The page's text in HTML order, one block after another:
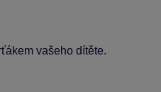
vašeho dítěte.